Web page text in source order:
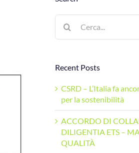
Cerca
per:
Recent Posts
CSRD – L’Italia fa
per la sostenibilità
ACCORDO DI
DILIGENTIA ETS –
QUALITÀ